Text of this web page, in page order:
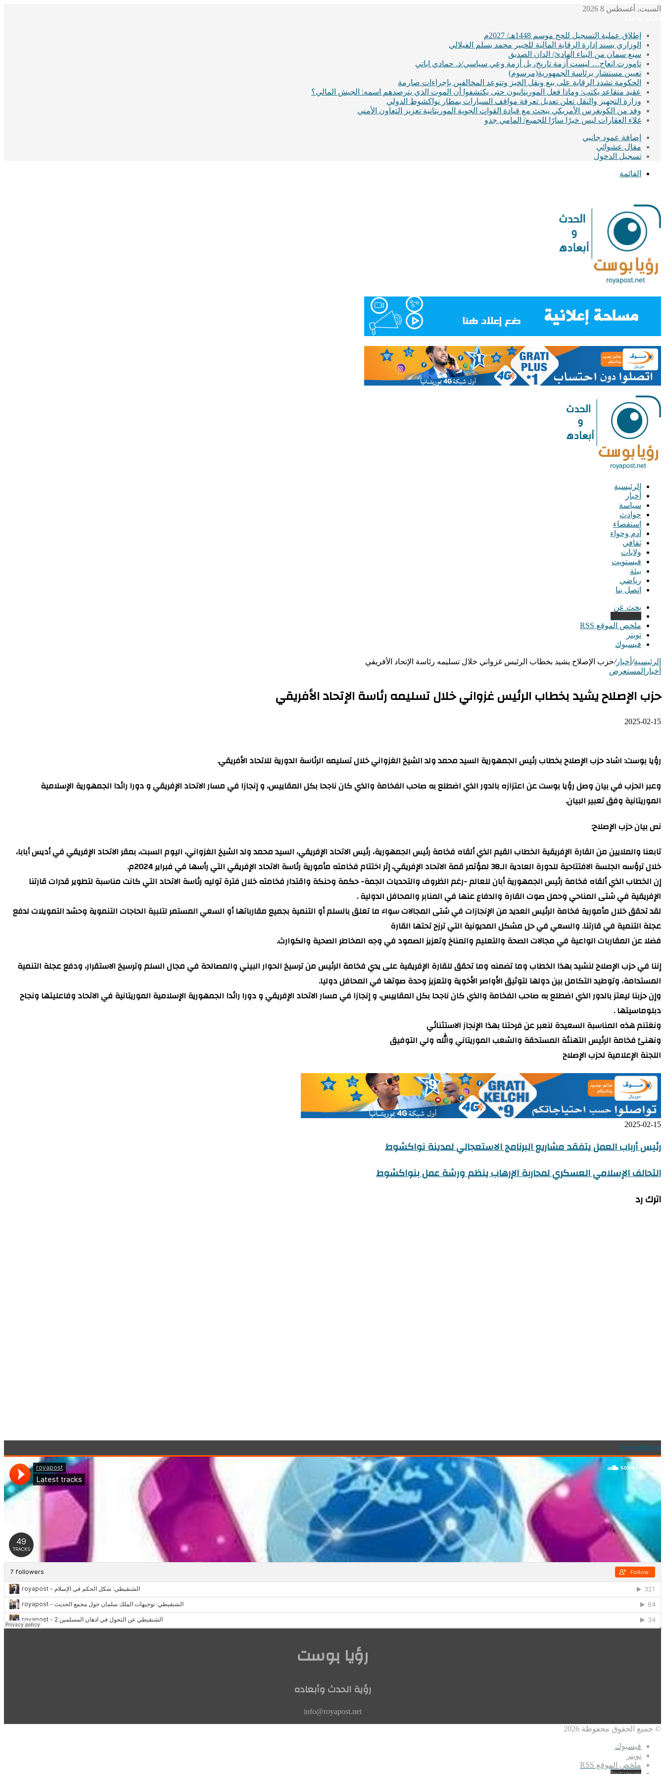
السبت, أغسطس 8 2026
إطلاق عملية التسجيل للحج موسم 1448هـ/ 2027م
الوزاري يسند إدارة الرقابة المالية للخبير محمد يسلم الفيلالي
سبع سمان من البناء الهادئ/ الدان الصديق
تامورت انعاج… ليست أزمة تاريخ، بل أزمة وعي سياسي/ذ. حمادي اباتي
تعيين مستشار برئاسة الجمهورية(مرسوم)
الحكومة تشدد الرقابة على بيع ونقل الخبز وتتوعد المخالفين بإجراءات صارمة
عقيد متقاعد يكتب: وماذا فعل الموريتانيون حتى يكتشفوا أن الموت الذي يترصدهم اسمه: الجيش المالي؟
وزارة التجهيز والنقل تعلن تعديل تعرفة مواقف السيارات بمطار نواكشوط الدولي
وفد من الكونغرس الأمريكي يبحث مع قيادة القوات الجوية الموريتانية تعزيز التعاون الأمني
غلاء العقارات ليس خبرًا سارًا للجميع/ المامي جدو
إضافة عمود جانبي
مقال عشوائي
تسجيل الدخول
القائمة
الرئيسية
أخبار
سياسة
حوادث
استقصاء
آدم وحواء
ثقافي
ولايات
فيستويت
بيئة
رياضي
اتصل بنا
بحث عن
ملخص الموقع RSS
تويتر
فيسبوك
الرئيسية/ أخبار/حزب الإصلاح يشيد بخطاب الرئيس غزواني خلال تسليمه رئاسة الإتحاد الأفريقي
أخبار المستعرض
حزب الإصلاح يشيد بخطاب الرئيس غزواني خلال تسليمه رئاسة الإتحاد الأفريقي
2025-02-15
رؤيا بوست: اشاد حزب الإصلاح بخطاب رئيس الجمهورية السيد محمد ولد الشيخ الغزواني خلال تسليمه الرئاسة الدورية للاتحاد الأفريقي.
وعبر الحزب في بيان وصل رؤيا بوست عن اعتزازه بالدور الذي اضطلع به صاحب الفخامة والذي كان ناجحا بكل المقاييس، و إنجازا في مسار الاتحاد الإفريقي و دورا رائدا الجمهورية الإسلامية
الموريتانية وفق تعبير البيان.
نص بيان حزب الإصلاح:
تابعنا والملايين من القارة الإفريقية الخطاب القيم الذي ألقاه فخامة رئيس الجمهورية، رئيس الاتحاد الإفريقي، السيد محمد ولد الشيخ الغزواني، اليوم السبت، بمقر الاتحاد الإفريقي في أديس أبابا،
خلال ترؤسه الجلسة الافتتاحية للدورة العادية الـ38 لمؤتمر قمة الاتحاد الإفريقي، إثر اختتام فخامته مأمورية رئاسة الاتحاد الإفريقي التي رأسها في فبراير 2024م.
إن الخطاب الذي ألقاه فخامة رئيس الجمهورية أبان للعالم -رغم الظروف والتحديات الجمة- حكمة وحنكة واقتدار فخامته خلال فترة توليه رئاسة الاتحاد التي كانت مناسبة لتطوير قدرات قارتنا
الإفريقية في شتى المناحي وحمل صوت القارة والدفاع عنها في المنابر والمحافل الدولية .
لقد تحقق خلال مأمورية فخامة الرئيس العديد من الإنجازات في شتى المجالات سواء ما تعلق بالسلم أو التنمية بجميع مقارباتها أو السعي المستمر لتلبية الحاجات التنموية وحشد التمويلات لدفع
عجلة التنمية في قارتنا. والسعي في حل مشكل المديونية التي ترزح تحتها القارة
فضلا عن المقاربات الواعية في مجالات الصحة والتعليم والمناخ وتعزيز الصمود في وجه المخاطر الصحية والكوارث.
إننا في حزب الإصلاح لنشيد بهذا الخطاب وما تضمنه وما تحقق للقارة الإفريقية على يدي فخامة الرئيس من ترسيخ الحوار البيني والمصالحة في مجال السلم وترسيخ الاستقرار، ودفع عجلة التنمية
المستدامة، وتوطيد التكامل بين دولها لتوثيق الأواصر الأخوية ولتعزيز وحدة صوتها في المحافل دوليا.
وإن حزبنا ليعتز بالدور الذي اضطلع به صاحب الفخامة والذي كان ناجحا بكل المقاييس، و إنجازا في مسار الاتحاد الإفريقي و دورا رائدا الجمهورية الإسلامية الموريتانية في الاتحاد وفاعليتها ونجاح
دبلوماسيتها .
ونغتنم هذه المناسبة السعيدة لنعبر عن فرحتنا بهذا الإنجاز الاستثنائي
ونهنئ فخامة الرئيس التهنئة المستحقة والشعب الموريتاني والله ولي التوفيق
اللجنة الإعلامية لحزب الإصلاح
2025-02-15
رئيس أرباب العمل يتفقد مشاريع البرنامج الاستعجالي لمدينة نواكشوط
التحالف الإسلامي العسكري لمحاربة الإرهاب ينظم ورشة عمل بنواكشوط
اترك رد
SoundCloud
رؤيا بوست
رؤية الحدث وأبعاده
info@royapost.net
© جميع الحقوق محفوظة 2026
فيسبوك
تويتر
ملخص الموقع RSS